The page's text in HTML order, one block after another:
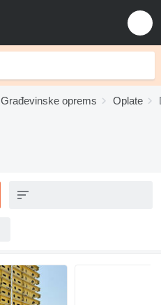
Građevinske oprems Oplate